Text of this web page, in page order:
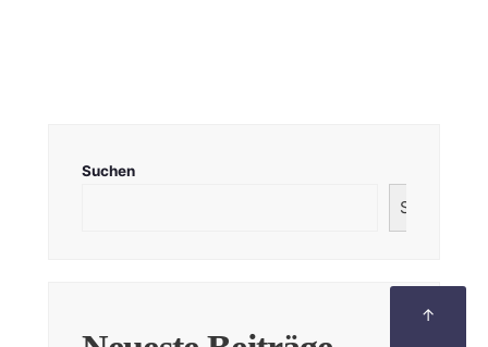
Suchen
Suchen
↑